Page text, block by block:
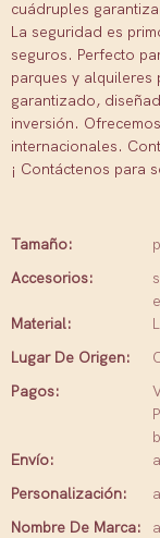
cuádruples
La seguridad es
seguros. Perfecto
parques y alquileres
garantizado,
inversión.
internacionales.
¡ Contáctenos para
Tamaño:
Accesorios:
Material:
Lugar De Origen:
Pagos:
Envío:
Personalización:
Nombre De Marca: